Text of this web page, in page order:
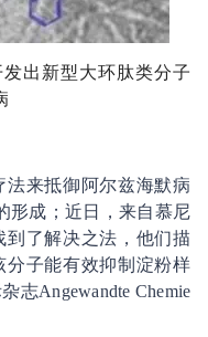
发出新型大环肽类分子
法来抵御阿尔兹海默病
形成；近日，来自慕尼
了解决之法，他们描
分子能有效抑制淀粉样
志Angewandte Chemie